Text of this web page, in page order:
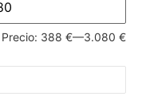
Precio: 388 €—3.080 €